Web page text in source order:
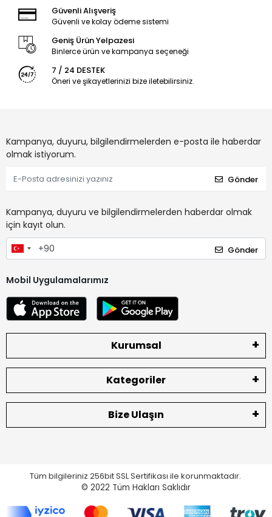
Güvenli Alışveriş
Güvenli ve kolay ödeme sistemi
Geniş Ürün Yelpazesi
Binlerce ürün ve kampanya seçeneği
7 / 24 DESTEK
Öneri ve şikayetlerinizi bize iletebilirsiniz.
Kampanya, duyuru, bilgilendirmelerden e-posta ile haberdar
olmak istiyorum.
Gönder
Kampanya, duyuru ve bilgilendirmelerden haberdar olmak
için kayıt olun.
Gönder
Mobil Uygulamalarımız
Kurumsal
Kategoriler
Bize Ulaşın
Tüm bilgileriniz 256bit SSL Sertifikası ile korunmaktadır.
© 2022 Tüm Hakları Saklıdır